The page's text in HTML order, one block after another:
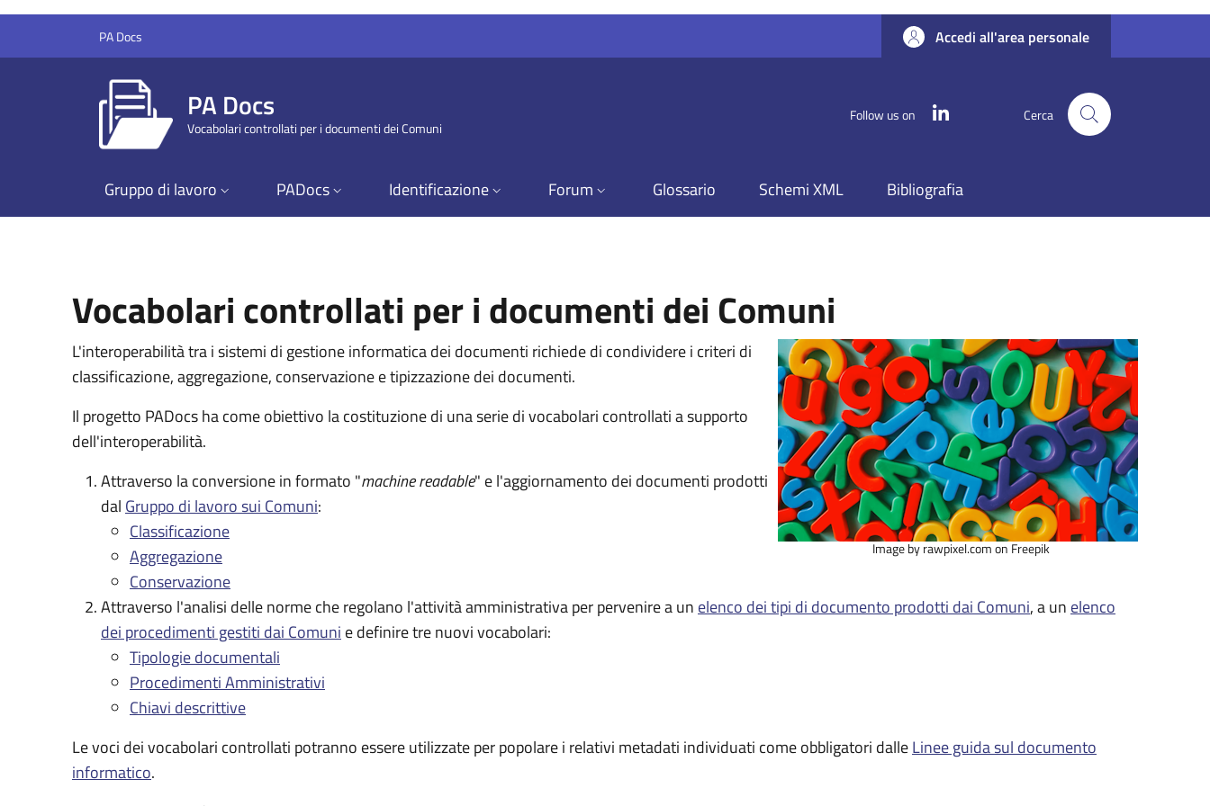
PA Docs Accedi all'area personale
PA Docs
Vocabolari controllati per i documenti dei Comuni
Follow us on Cerca
Gruppo di lavoro PADocs Identificazione Forum Glossario Schemi XML Bibliografia
Vocabolari controllati per i documenti dei Comuni
Image by rawpixel.com on Freepik
L'interoperabilità tra i sistemi di gestione informatica dei documenti richiede di condividere i criteri di
classificazione, aggregazione, conservazione e tipizzazione dei documenti.
Il progetto PADocs ha come obiettivo la costituzione di una serie di vocabolari controllati a supporto
dell'interoperabilità.
Attraverso la conversione in formato "machine readable" e l'aggiornamento dei documenti prodotti
dal Gruppo di lavoro sui Comuni:
Classificazione
Aggregazione
Conservazione
Attraverso l'analisi delle norme che regolano l'attività amministrativa per pervenire a un elenco dei tipi di documento prodotti dai Comuni, a un elenco
dei procedimenti gestiti dai Comuni e definire tre nuovi vocabolari:
Tipologie documentali
Procedimenti Amministrativi
Chiavi descrittive
Le voci dei vocabolari controllati potranno essere utilizzate per popolare i relativi metadati individuati come obbligatori dalleLinee guida sul documento
informatico.